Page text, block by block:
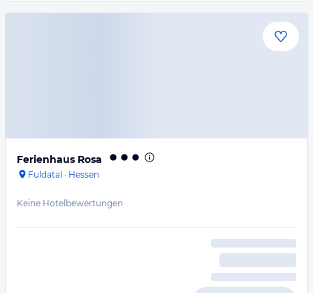
Ferienhaus Rosa
Fuldatal · Hessen
Keine Hotelbewertungen